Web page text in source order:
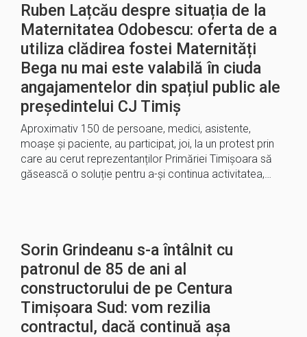
Ruben Lațcău despre situația de la
Maternitatea Odobescu: oferta de a
utiliza clădirea fostei Maternități
Bega nu mai este valabilă în ciuda
angajamentelor din spațiul public ale
președintelui CJ Timiș
Aproximativ 150 de persoane, medici, asistente,
moașe şi paciente, au participat, joi, la un protest prin
care au cerut reprezentanților Primăriei Timișoara să
găsească o soluție pentru a-şi continua activitatea,…
Sorin Grindeanu s-a întâlnit cu
patronul de 85 de ani al
constructorului de pe Centura
Timișoara Sud: vom rezilia
contractul, dacă continuă așa